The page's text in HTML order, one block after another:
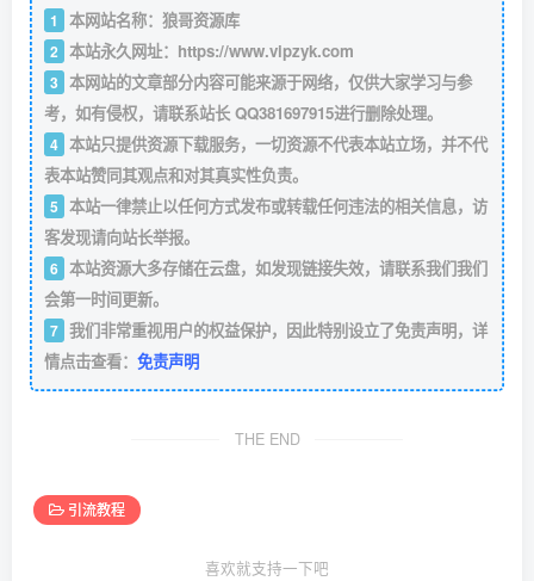
1 本网站名称：狼哥资源库
2 本站永久网址： https://www.vipzyk.com
3 本网站的文章部分内容可能来源于网络，仅供大家学习与参
考，如有侵权，请联系站长 QQ381697915进行删除处理。
4 本站只提供资源下载服务，一切资源不代表本站立场，并不代
表本站赞同其观点和对其真实性负责。
5 本站一律禁止以任何方式发布或转载任何违法的相关信息，访
客发现请向站长举报。
6 本站资源大多存储在云盘，如发现链接失效，请联系我们我们
会第一时间更新。
7 我们非常重视用户的权益保护，因此特别设立了免责声明，详
情点击查看： 免责声明
THE END
引流教程
喜欢就支持一下吧